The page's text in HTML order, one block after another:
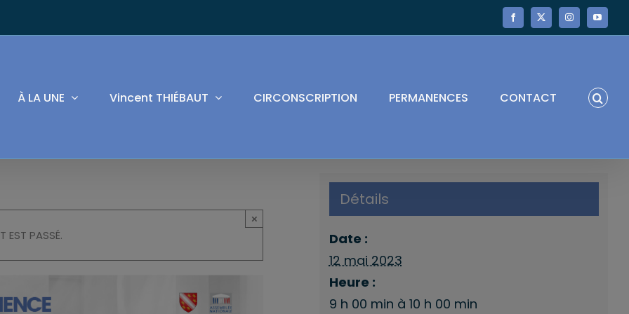
Facebook
X InstagramYouTube
À LA UNE Vincent THIÉBAUT CIRCONSCRIPTION PERMANENCES CONTACT
EST PASSÉ.
×
Détails
Date :
12 mai 2023
Heure :
9 h 00 min à 10 h 00 min